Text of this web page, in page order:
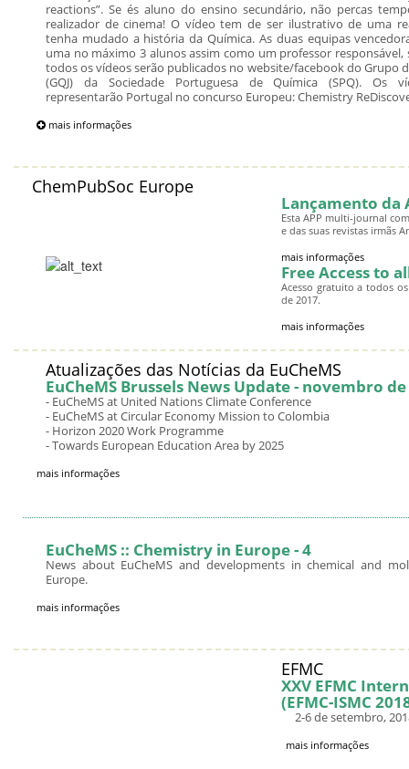
reactions”. Se és aluno do ensino secundário, não percas
realizador de cinema! O vídeo tem de ser ilustrativo de uma
tenha mudado a história da Química. As duas equipas
uma no máximo 3 alunos assim como um professor responsável,
todos os vídeos serão publicados no website/facebook do Grupo
(GQJ) da Sociedade Portuguesa de Química (SPQ). Os
representarão Portugal no concurso Europeu: Chemistry
mais informações
ChemPubSoc Europe
Lançamento da
Esta APP multi-journal
e das suas revistas irmãs
mais informações
Free Access to
Acesso gratuito a todos
de 2017.
mais informações
Atualizações das Notícias da EuCheMS
EuCheMS Brussels News Update - novembro
- EuCheMS at United Nations Climate Conference
- EuCheMS at Circular Economy Mission to Colombia
- Horizon 2020 Work Programme
- Towards European Education Area by 2025
mais informações
EuCheMS :: Chemistry in Europe - 4
News about EuCheMS and developments in chemical and
Europe.
mais informações
EFMC
XXV EFMC
(EFMC-ISMC
2-6 de setembro,
mais informações